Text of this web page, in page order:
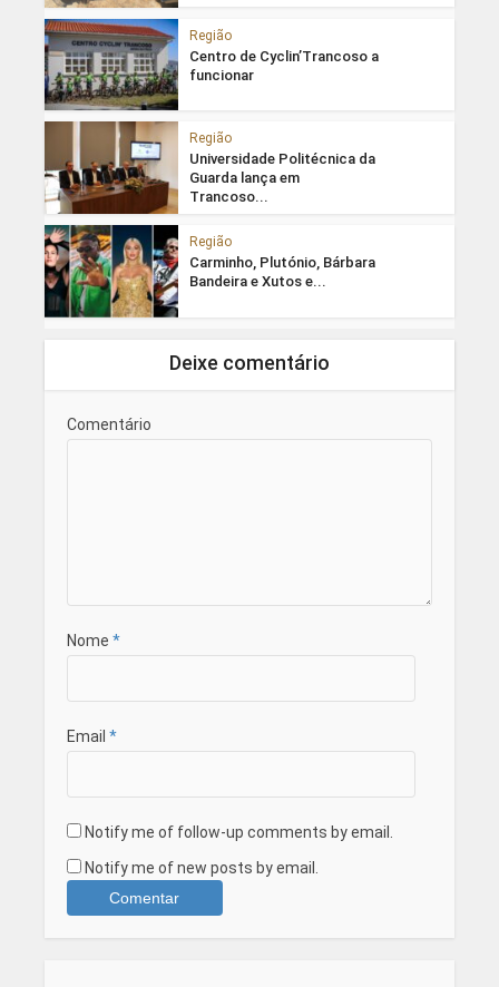
Região
Centro de Cyclin’Trancoso a
funcionar
Região
Universidade Politécnica da
Guarda lança em
Trancoso...
Região
Carminho, Plutónio, Bárbara
Bandeira e Xutos e...
Deixe comentário
Comentário
Nome *
Email *
Notify me of follow-up comments by email.
Notify me of new posts by email.